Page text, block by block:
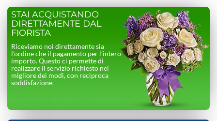
STAI ACQUISTANDO
DIRETTAMENTE DAL
FIORISTA
Riceviamo noi direttamente sia
l’ordine che il pagamento per l’intero
importo. Questo ci permette di
realizzare il servizio richiesto nel
migliore dei modi, con reciproca
soddisfazione.